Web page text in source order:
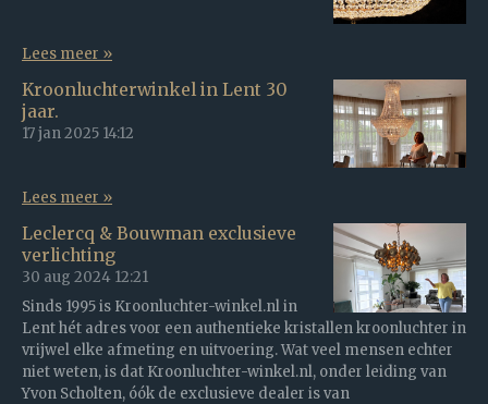
Lees meer »
Kroonluchterwinkel in Lent 30
jaar.
17 jan 2025 14:12
Lees meer »
Leclercq & Bouwman exclusieve
verlichting
30 aug 2024 12:21
Sinds 1995 is Kroonluchter-winkel.nl in
Lent hét adres voor een authentieke kristallen kroonluchter in
vrijwel elke afmeting en uitvoering. Wat veel mensen echter
niet weten, is dat Kroonluchter-winkel.nl, onder leiding van
Yvon Scholten, óók de exclusieve dealer is van